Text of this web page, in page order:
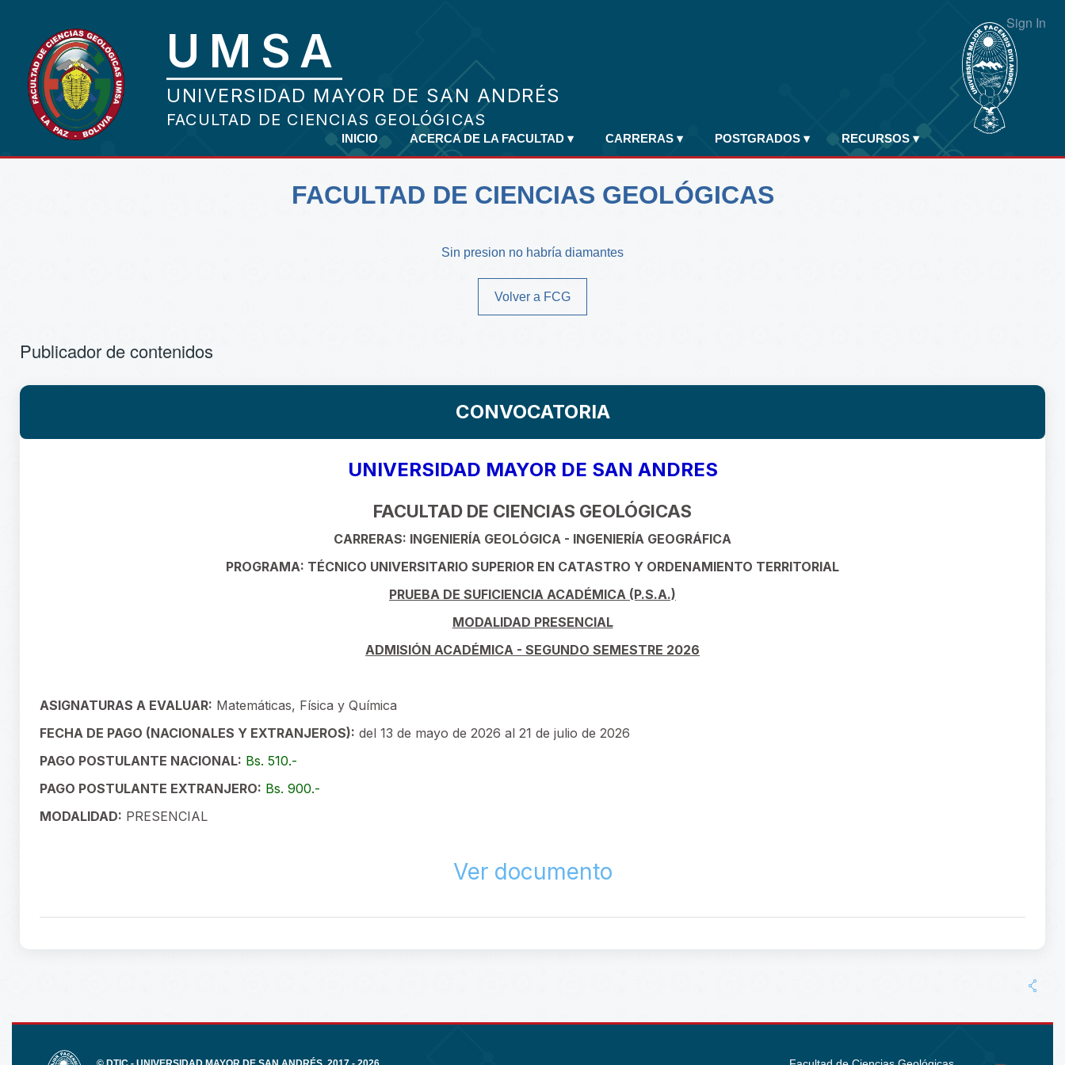
Sign In
INICIO ACERCA DE LA FACULTAD ▾ CARRERAS ▾ POSTGRADOS ▾ RECURSOS ▾
FACULTAD DE CIENCIAS GEOLÓGICAS
Sin presion no habría diamantes
Volver a FCG
Publicador de contenidos
CONVOCATORIA
UNIVERSIDAD MAYOR DE SAN ANDRES
FACULTAD DE CIENCIAS GEOLÓGICAS
CARRERAS: INGENIERÍA GEOLÓGICA - INGENIERÍA GEOGRÁFICA
PROGRAMA: TÉCNICO UNIVERSITARIO SUPERIOR EN CATASTRO Y ORDENAMIENTO TERRITORIAL
PRUEBA DE SUFICIENCIA ACADÉMICA (P.S.A.)
MODALIDAD PRESENCIAL
ADMISIÓN ACADÉMICA - SEGUNDO SEMESTRE 2026
ASIGNATURAS A EVALUAR: Matemáticas, Física y Química
FECHA DE PAGO (NACIONALES Y EXTRANJEROS): del 13 de mayo de 2026 al 21 de julio de 2026
PAGO POSTULANTE NACIONAL: Bs. 510.-
PAGO POSTULANTE EXTRANJERO: Bs. 900.-
MODALIDAD: PRESENCIAL
Ver documento